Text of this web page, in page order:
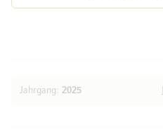
Jahrgang: 2025